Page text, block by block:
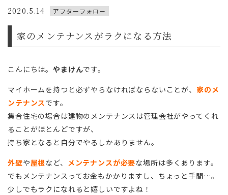
2020.5.14 アフターフォロー
家のメンテナンスがラクになる方法
こんにちは。やまけんです。
マイホームを持つと必ずやらなければならないことが、 家のメ
ンテナンスです。
集合住宅の場合は建物のメンテナンスは管理会社がやってくれ
ることがほとんどですが、
持ち家となると自分でやるしかありません。
外壁や屋根など、 メンテナンスが必要な場所は多くあります。
でもメンテナンスってお金もかかりますし、ちょっと手間…。
少しでもラクになれると嬉しいですよね！